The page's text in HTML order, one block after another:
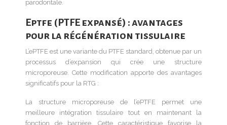
parodontale.
Eptfe (PTFE expansé) : avantages
pour la régénération tissulaire
L’ePTFE est une variante du PTFE standard, obtenue par un
processus d’expansion qui crée une structure
microporeuse. Cette modification apporte des avantages
significatifs pour la RTG :
La structure microporeuse de l’ePTFE permet une
meilleure intégration tissulaire tout en maintenant la
fonction de barrière. Cette caractéristique favorise la